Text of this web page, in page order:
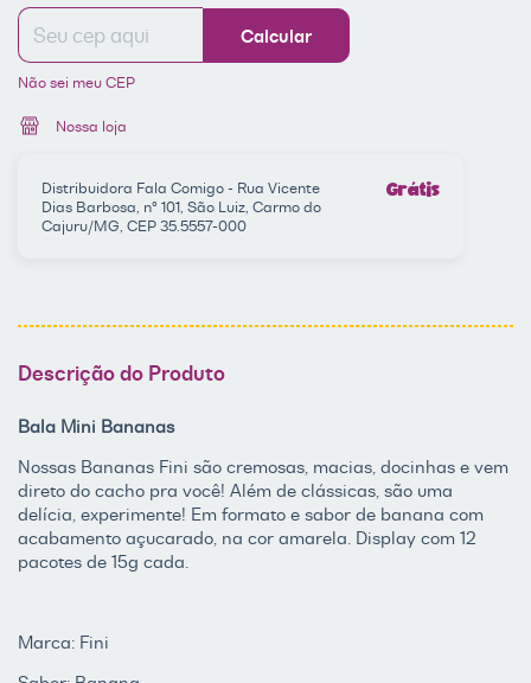
Calcular
Não sei meu CEP
Nossa loja
Distribuidora Fala Comigo - Rua Vicente
Dias Barbosa, nº 101, São Luiz, Carmo do
Cajuru/MG, CEP 35.5557-000
Grátis
Descrição do Produto
Bala Mini Bananas
Nossas Bananas Fini são cremosas, macias, docinhas e vem
direto do cacho pra você! Além de clássicas, são uma
delícia, experimente! Em formato e sabor de banana com
acabamento açucarado, na cor amarela. Display com 12
pacotes de 15g cada.
Marca: Fini